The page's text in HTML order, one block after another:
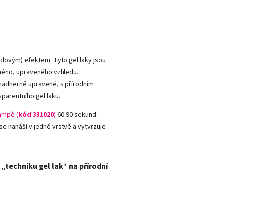
efektem. Tyto gel laky jsou
upraveného vzhledu.
upravené, s přírodním
gel laku.
(kód 331020) 60-90 sekund.
nanáší v jedné vrstvě a vytvrzuje
gel lak“ na přírodní